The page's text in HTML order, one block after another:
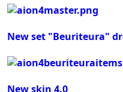
New set "Beuriteura"
New skin 4.0